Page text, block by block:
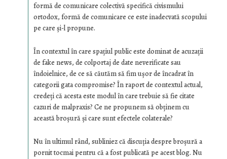
formă de comunicare colectivă specifică civismului
ortodox, formă de comunicare ce este inadecvată scopului
pe care şi-l propune.
În contextul în care spaţiul public este dominat de acuzaţii
de fake news, de colportaj de date neverificate sau
îndoielnice, de ce să căutăm să fim uşor de încadrat în
categorii gata compromise? În raport de contextul actual,
credeţi că acesta este modul în care trebuie să fie citate
cazuri de malpraxis? Ce ne propunem să obţinem cu
această broşură şi care sunt efectele colaterale?
Nu în ultimul rând, subliniez că discuţia despre broşură a
pornit tocmai pentru că a fost publicată pe acest blog. Nu